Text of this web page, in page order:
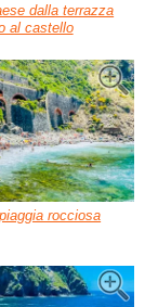
dalla terrazza
al castello
rocciosa